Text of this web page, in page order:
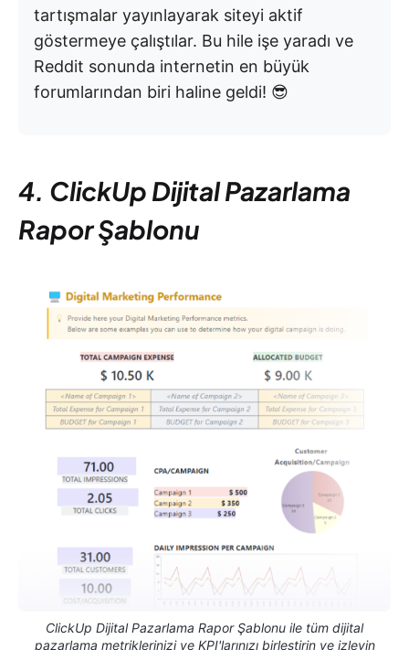
tartışmalar yayınlayarak siteyi aktif
göstermeye çalıştılar. Bu hile işe yaradı ve
Reddit sonunda internetin en büyük
forumlarından biri haline geldi! 😎
4. ClickUp Dijital Pazarlama
Rapor Şablonu
ClickUp Dijital Pazarlama Rapor Şablonu ile tüm dijital
pazarlama metriklerinizi ve KPI'larınızı birleştirin ve izleyin